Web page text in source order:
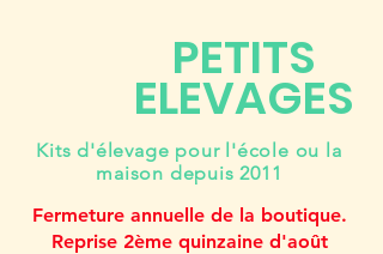
PETITS
ELEVAGES
Kits d'élevage pour l'école ou la
maison depuis 2011
Fermeture annuelle de la boutique.
Reprise 2ème quinzaine d'août